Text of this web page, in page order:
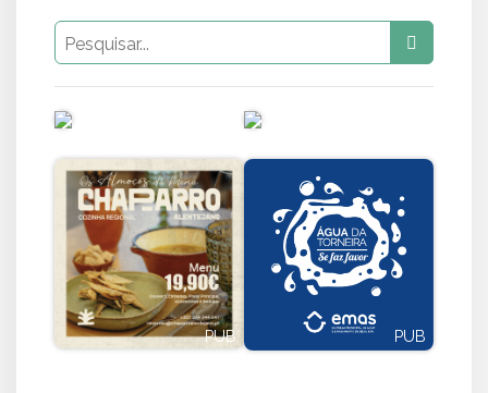
PUB PUB